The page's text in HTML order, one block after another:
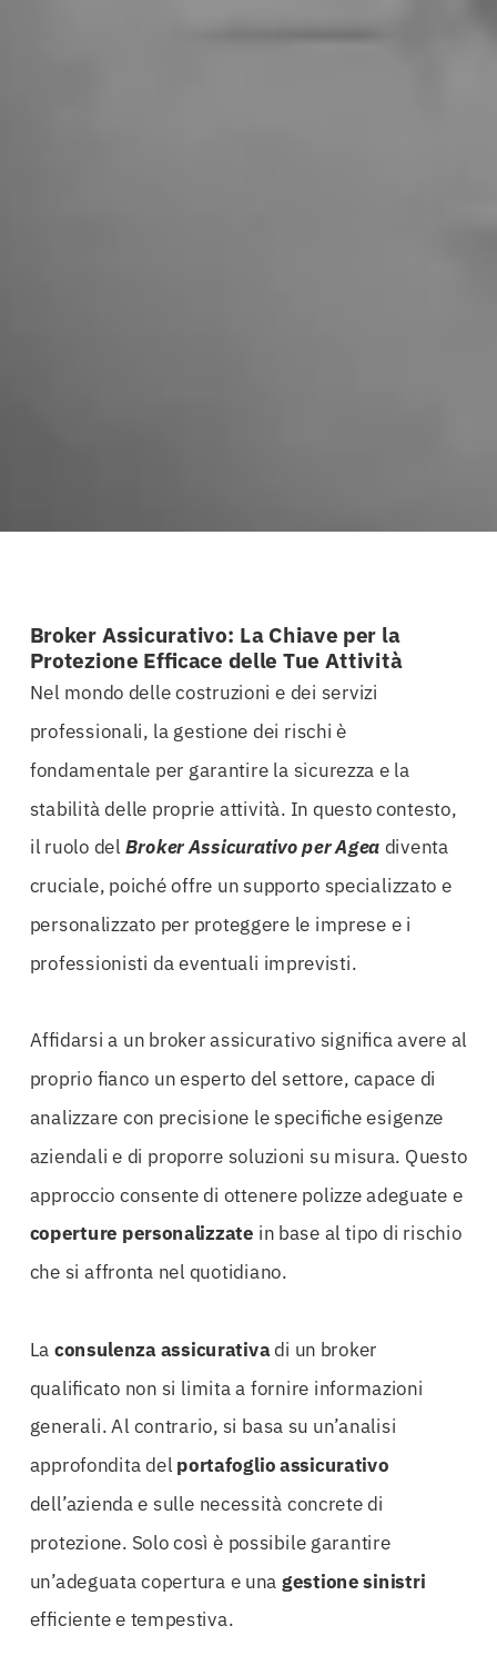
Broker Assicurativo: La Chiave per la
Protezione Efficace delle Tue Attività
Nel mondo delle costruzioni e dei servizi
professionali, la gestione dei rischi è
fondamentale per garantire la sicurezza e la
stabilità delle proprie attività. In questo contesto,
il ruolo del Broker Assicurativo per Agea diventa
cruciale, poiché offre un supporto specializzato e
personalizzato per proteggere le imprese e i
professionisti da eventuali imprevisti.
Affidarsi a un broker assicurativo significa avere al
proprio fianco un esperto del settore, capace di
analizzare con precisione le specifiche esigenze
aziendali e di proporre soluzioni su misura. Questo
approccio consente di ottenere polizze adeguate e
coperture personalizzate in base al tipo di rischio
che si affronta nel quotidiano.
Laconsulenza assicurativadi un broker
qualificato non si limita a fornire informazioni
generali. Al contrario, si basa su un’analisi
approfondita del portafoglio assicurativo
dell’azienda e sulle necessità concrete di
protezione. Solo così è possibile garantire
un’adeguata copertura e una gestione sinistri
efficiente e tempestiva.